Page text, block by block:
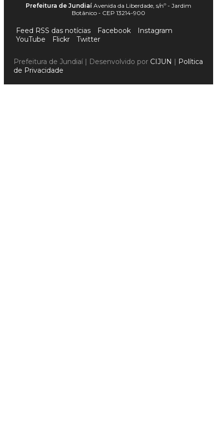
Prefeitura de Jundiaí Avenida da Liberdade, s/nº - Jardim
Botânico - CEP 13214-900
Feed RSS das notícias Facebook
Instagram
YouTube
Flickr Twitter
Prefeitura de Jundiaí | Desenvolvido por CIJUN | Política
de Privacidade